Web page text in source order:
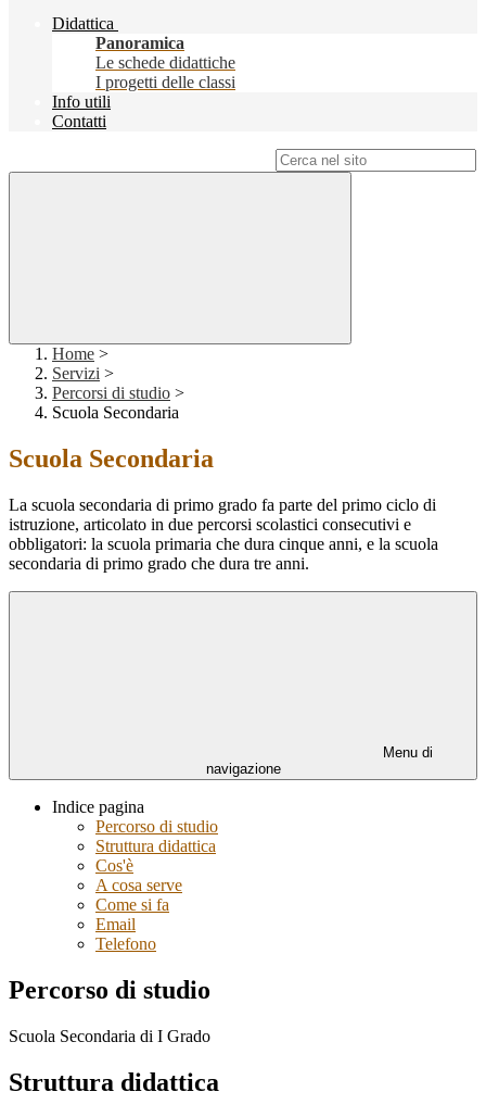
Didattica
Panoramica
Le schede didattiche
I progetti delle classi
Info utili
Contatti
Home >
Servizi >
Percorsi di studio >
Scuola Secondaria
Scuola Secondaria
La scuola secondaria di primo grado fa parte del primo ciclo di
istruzione, articolato in due percorsi scolastici consecutivi e
obbligatori: la scuola primaria che dura cinque anni, e la scuola
secondaria di primo grado che dura tre anni.
Menu di
navigazione
Indice pagina
Percorso di studio
Struttura didattica
Cos'è
A cosa serve
Come si fa
Email
Telefono
Percorso di studio
Scuola Secondaria di I Grado
Struttura didattica